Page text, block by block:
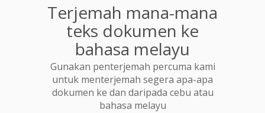
Terjemah mana-mana
teks dokumen ke
bahasa melayu
Gunakan penterjemah percuma kami
untuk menterjemah segera apa-apa
dokumen ke dan daripada cebu atau
bahasa melayu